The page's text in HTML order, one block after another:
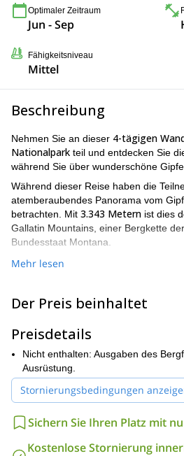
Optimaler Zeitraum
Jun - Sep
Fähigkeitsniveau
Mittel
Beschreibung
Nehmen Sie an dieser 4-tägigen
Nationalpark teil und entdecken Sie
während Sie über wunderschöne
Während dieser Reise haben die
atemberaubendes Panorama vom
betrachten. Mit 3.343 Metern ist dies
Gallatin Mountains, einer Bergkette der
Bundesstaat Montana.
Außerdem bietet Yellowstone eine
unter erstaunlichen Gipfeln campen.
sowieeine gute körperliche Verfassung
Bereit für eine aufregende
Nationalpark?
Programm zu buchen, und beginnen
fantastischen Abenteuers in den
Eine weitere großartige Option im
diese
4-tägige Wanderung im Mist
sich an!
Mehr lesen
Der Preis beinhaltet
Preisdetails
Nicht enthalten: Ausgaben des
Ausrüstung.
Stornierungsbedingungen
Sichern Sie Ihren Platz mit
Kostenlose Stornierung